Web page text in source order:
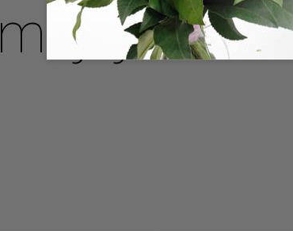
mojej